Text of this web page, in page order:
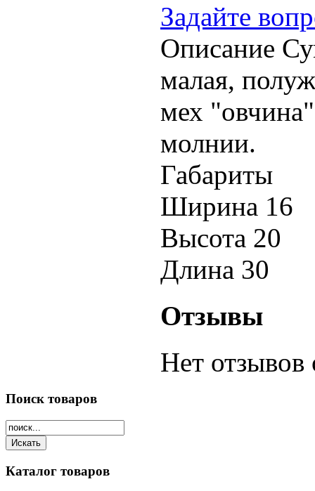
Задайте
Описание
малая,
мех
молнии.
Габариты
Ширина 16
Высота 20
Длина 30
Отзывы
Нет отзывов
Поиск товаров
Каталог товаров